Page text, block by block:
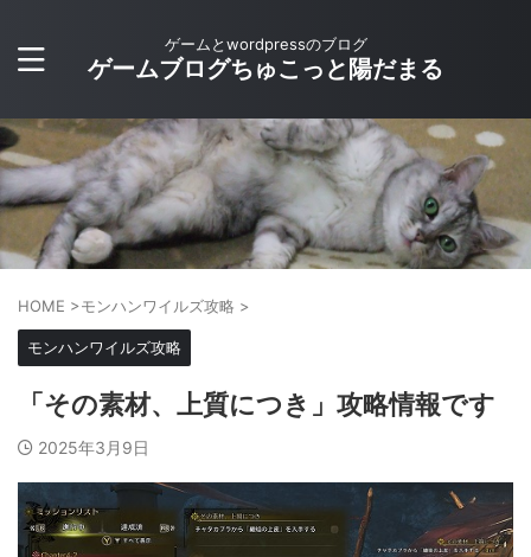
ゲームとwordpressのブログ
ゲームブログちゅこっと陽だまる
HOME >モンハンワイルズ攻略 >
モンハンワイルズ攻略
「その素材、上質につき」攻略情報です
2025年3月9日